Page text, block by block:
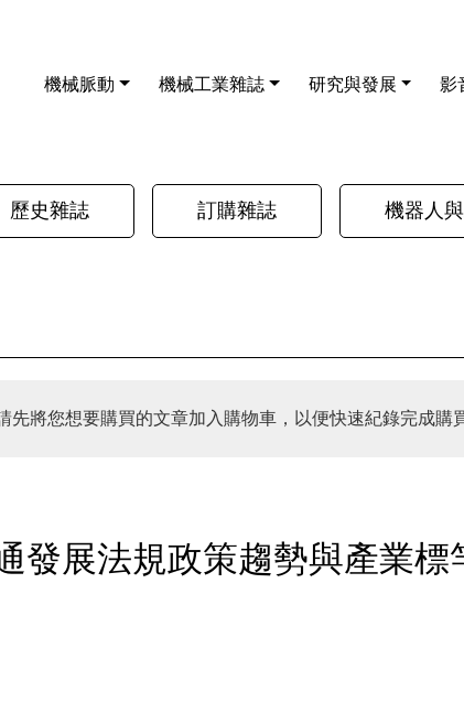
機械脈動 機械工業雜誌 研究與發展 影
歷史雜誌 訂購雜誌 機器人
先將您想要購買的文章加入購物車，以便快速紀錄完成購
發展法規政策趨勢與產業標